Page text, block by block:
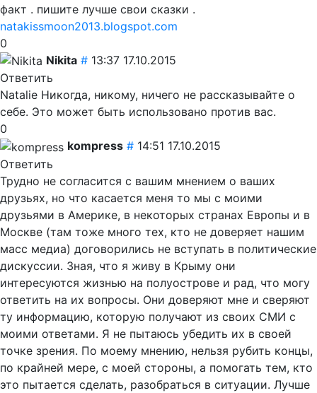
факт . пишите лучше свои сказки .
natakissmoon2013.blogspot.com
0
Nikita # 13:37 17.10.2015
Ответить
Natalie Никогда, никому, ничего не рассказывайте о
себе. Это может быть использовано против вас.
0
kompress # 14:51 17.10.2015
Ответить
Трудно не согласится с вашим мнением о ваших
друзьях, но что касается меня то мы с моими
друзьями в Америке, в некоторых странах Европы и в
Москве (там тоже много тех, кто не доверяет нашим
масс медиа) договорились не вступать в политические
дискуссии. Зная, что я живу в Крыму они
интересуются жизнью на полуострове и рад, что могу
ответить на их вопросы. Они доверяют мне и сверяют
ту информацию, которую получают из своих СМИ с
моими ответами. Я не пытаюсь убедить их в своей
точке зрения. По моему мнению, нельзя рубить концы,
по крайней мере, с моей стороны, а помогать тем, кто
это пытается сделать, разобраться в ситуации. Лучше